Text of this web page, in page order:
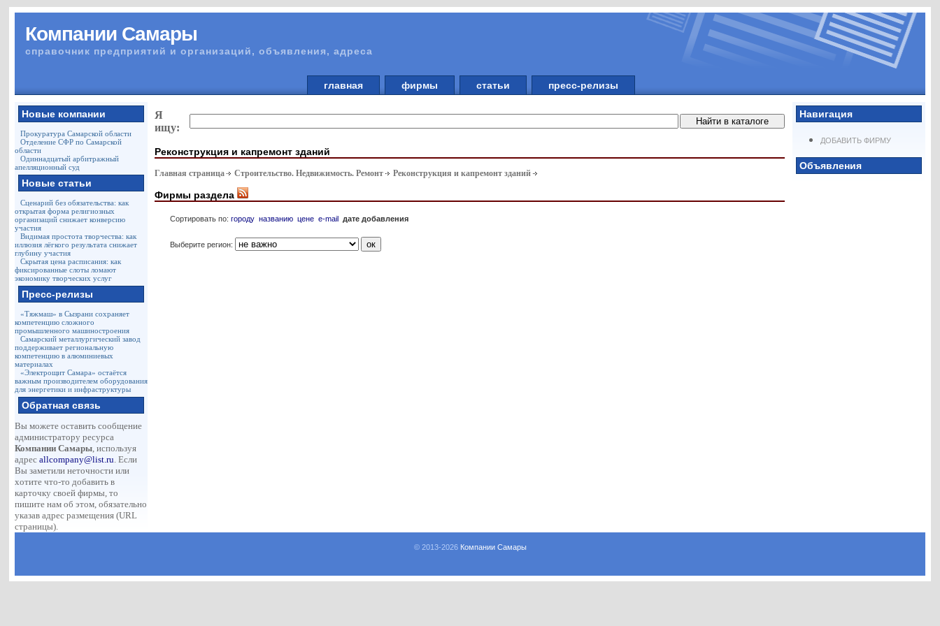
Компании Самары
справочник предприятий и организаций, объявления, адреса
главная фирмы статьи пресс-релизы
Новые компании
Прокуратура Самарской области
Отделение СФР по Самарской
области
Одиннадцатый арбитражный
апелляционный суд
Новые статьи
Сценарий без обязательства: как
открытая форма религиозных
организаций снижает конверсию
участия
Видимая простота творчества: как
иллюзия лёгкого результата снижает
глубину участия
Скрытая цена расписания: как
фиксированные слоты ломают
экономику творческих услуг
Пресс-релизы
«Тяжмаш» в Сызрани сохраняет
компетенцию сложного
промышленного машиностроения
Самарский металлургический завод
поддерживает региональную
компетенцию в алюминиевых
материалах
«Электрощит Самара» остаётся
важным производителем оборудования
для энергетики и инфраструктуры
Обратная связь
Вы можете оставить сообщение
администратору ресурса
Компании Самары, используя
адресallcompany@list.ru. Если
Вы заметили неточности или
хотите что-то добавить в
карточку своей фирмы, то
пишите нам об этом, обязательно
указав адрес размещения (URL
страницы).
Навигация
ДОБАВИТЬ ФИРМУ
Объявления
Я
ищу:
Реконструкция и капремонт зданий
Главная страница Строительство. Недвижимость. Ремонт Реконструкция и капремонт зданий
Фирмы раздела
Сортировать по:городу названию цене e-mail дате добавления
Выберите регион:
© 2013-2026 Компании Самары